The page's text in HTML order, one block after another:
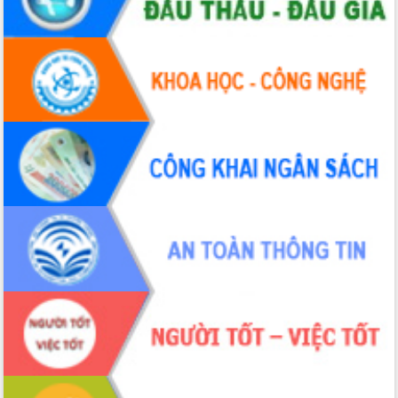
Định vị cà phê Việt Nam như một “di
sản sống” trong dòng chảy toàn cầu
Xây dựng nông thôn mới: Nâng cao đời
sống người dân từ những mô hình thiết
thực
Quyết liệt tháo gỡ vướng mắc, đẩy
nhanh tiến độ các dự án trọng điểm
trong Khu kinh tế Nam Phú Yên
Hòn Yến phát triển du lịch gắn với bảo
tồn biển
Lấy ý kiến điều chỉnh Quy hoạch tỉnh
Đắk Lắk thời kỳ 2021-2030, tầm nhìn
đến năm 2050
Phát động chiến dịch 30 ngày đêm
giải phóng mặt bằng Tuyến đường bộ
ven biển
Đắk Lắk nỗ lực thúc đẩy tăng trưởng
kinh tế từ 10% trở lên trong Quý
II/2026
Đắk Lắk ký kết thỏa thuận hợp tác về